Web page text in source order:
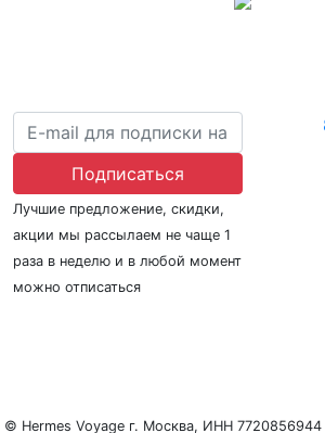
© Hermes Voyage г. Москва, ИНН
Подписаться
Лучшие предложение, скидки,
акции мы рассылаем не чаще 1
раза в неделю и в любой момент
можно отписаться